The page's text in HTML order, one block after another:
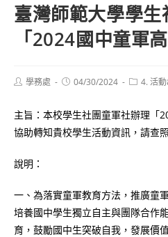
臺灣師範大學學
「2024國中童軍
Post學務處
Post04/30/2024
Post4. 活
主旨：本校學生社團童軍社辦理「
協助轉知貴校學生活動資訊，請查
說明：
一、為落實童軍教育方法，推廣童
培養國中學生獨立自主與團隊合作
育，鼓勵國中生突破自我，發展價